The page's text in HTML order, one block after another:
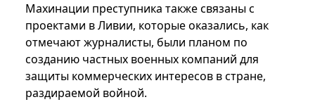
Махинации преступника также связаны с
проектами в Ливии, которые оказались, как
отмечают журналисты, были планом по
созданию частных военных компаний для
защиты коммерческих интересов в стране,
раздираемой войной.